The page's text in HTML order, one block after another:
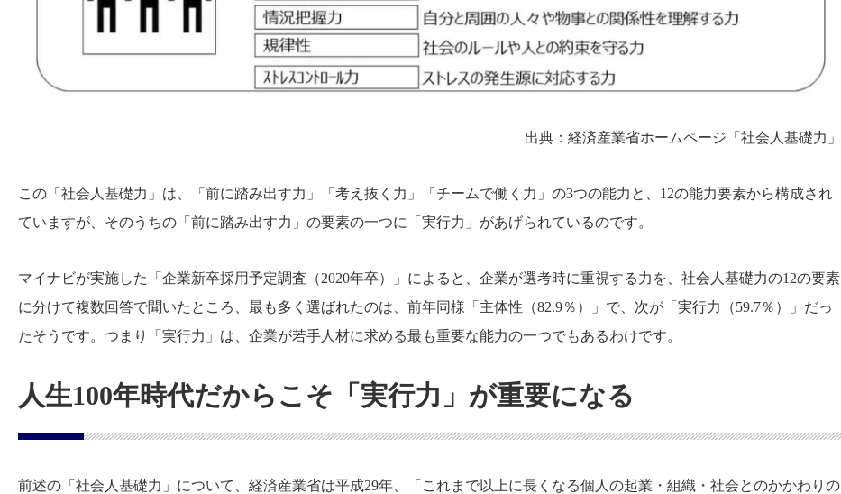
出典：経済産業省ホームページ「社会人基礎力」
この「社会人基礎力」は、「前に踏み出す力」「考え抜く力」「チームで働く力」の3つの能力と、12の能力要素から構成され
ていますが、そのうちの「前に踏み出す力」の要素の一つに「実行力」があげられているのです。
マイナビが実施した「企業新卒採用予定調査（2020年卒）」によると、企業が選考時に重視する力を、社会人基礎力の12の要素
に分けて複数回答で聞いたところ、最も多く選ばれたのは、前年同様「主体性（82.9％）」で、次が「実行力（59.7％）」だっ
たそうです。つまり「実行力」は、企業が若手人材に求める最も重要な能力の一つでもあるわけです。
人生100年時代だからこそ「実行力」が重要になる
前述の「社会人基礎力」について、経済産業省は平成29年、「これまで以上に長くなる個人の起業・組織・社会とのかかわりの